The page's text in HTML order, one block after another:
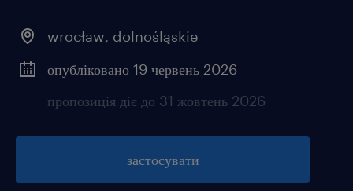
wrocław, dolnośląskie
опубліковано 19 червень 2026
пропозиція діє до 31 жовтень 2026
застосувати